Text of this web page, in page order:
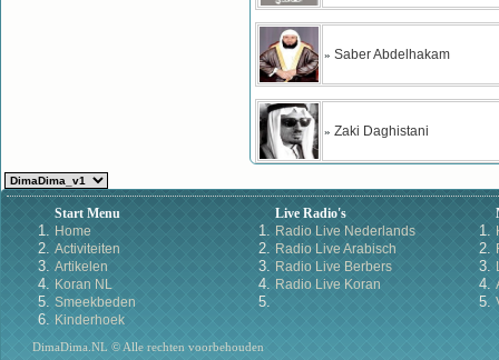
» Saber Abdelhakam
» Zaki Daghistani
Start Menu
Home
Activiteiten
Artikelen
Koran NL
Smeekbeden
Kinderhoek
Live Radio's
Radio Live Nederlands
Radio Live Arabisch
Radio Live Berbers
Radio Live Koran
DimaDima.NL © Alle rechten voorbehouden